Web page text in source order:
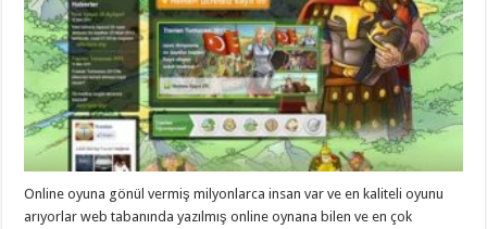
Online oyuna gönül vermiş milyonlarca insan var ve en kaliteli oyunu
arıyorlar web tabanında yazılmış online oynana bilen ve en çok